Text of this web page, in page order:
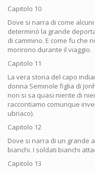
Capitolo 10
Dove si narra di come
determinò la grande
di cammino. E come fu che
morirono durante il viaggio.
Capitolo 11
La vera storia del capo
donna Seminole figlia di
non si sa quasi niente di
raccontiamo comunque
ubriaco).
Capitolo 12
Dove si narra di un grande
bianchi. I soldati bianchi
Capitolo 13